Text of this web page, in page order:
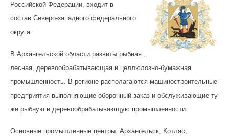
Российской Федерации, входит в
состав Северо-западного федерального
округа.
В Архангельской области развиты рыбная ,
лесная, деревообрабатывающая и целлюлозно-бумажная
промышленность. В регионе располагаются машиностроительные
предприятия выполняющие оборонный заказ и обслуживающие ту
же рыбную и деревообрабатывающую промышленности.
Основные промышленные центры: Архангельск, Котлас,